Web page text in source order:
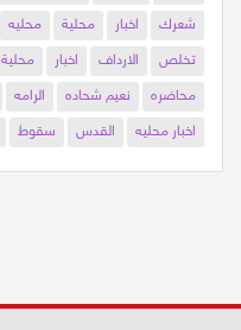
شعرك
اخبار محلية محليه
تخلص
الارداف اخبار محلية
محاضره
نعيم شحاده الرامه
اخبار محليه
القدس سقوط